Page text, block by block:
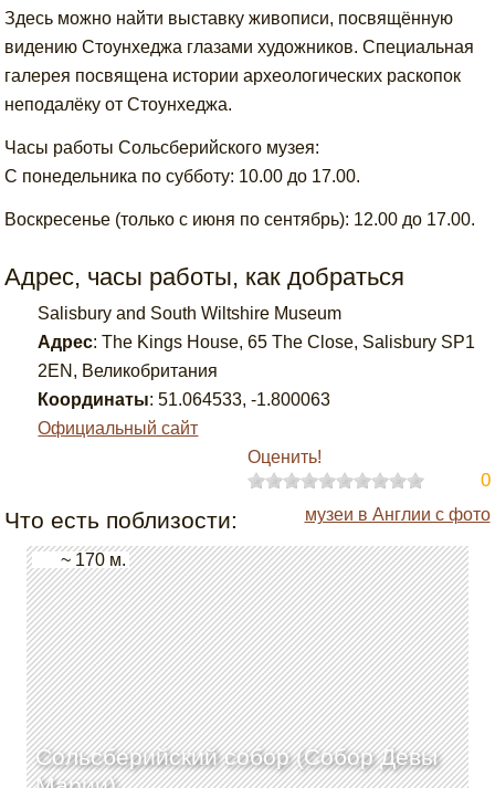
Здесь можно найти выставку живописи, посвящённую
видению Стоунхеджа глазами художников. Специальная
галерея посвящена истории археологических раскопок
неподалёку от Стоунхеджа.
Часы работы Сольсберийского музея:
С понедельника по субботу: 10.00 до 17.00.
Воскресенье (только с июня по сентябрь): 12.00 до 17.00.
Адрес, часы работы, как добраться
Salisbury and South Wiltshire Museum
Адрес:The Kings House, 65 The Close, Salisbury SP1
2EN, Великобритания
Координаты: 51.064533,-1.800063
Официальный сайт
Оценить!
0
Что есть поблизости: музеи в Англии с фото
Сольсберийский собор (Собор Девы
~ 170 м.